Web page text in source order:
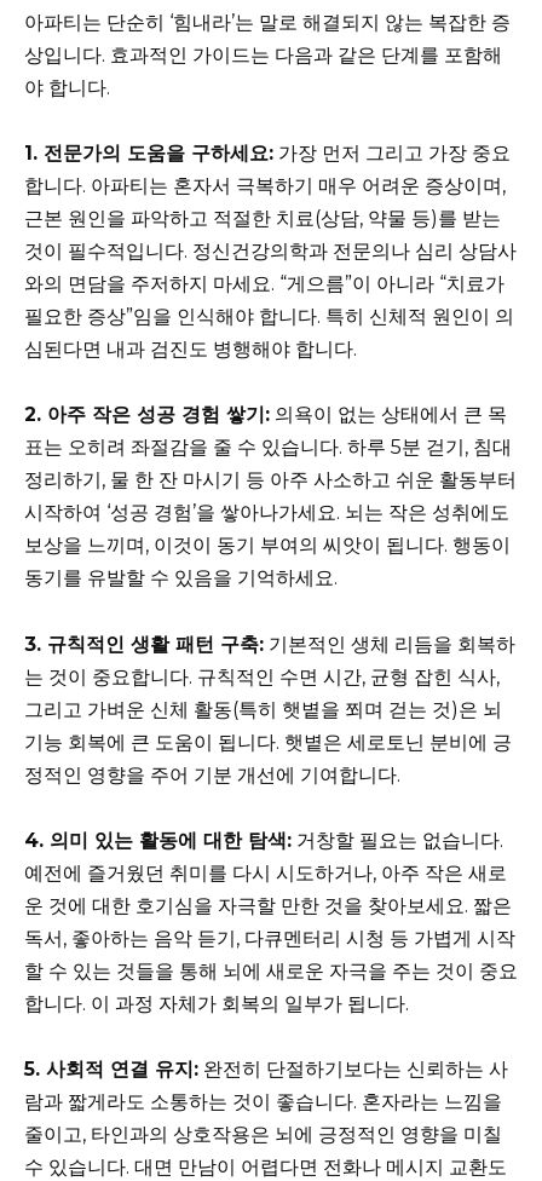
아파티는 단순히 ‘힘내라’는 말로 해결되지 않는 복잡한 증
상입니다. 효과적인 가이드는 다음과 같은 단계를 포함해
야 합니다.
1. 전문가의 도움을 구하세요: 가장 먼저 그리고 가장 중요
합니다. 아파티는 혼자서 극복하기 매우 어려운 증상이며,
근본 원인을 파악하고 적절한 치료(상담, 약물 등)를 받는
것이 필수적입니다. 정신건강의학과 전문의나 심리 상담사
와의 면담을 주저하지 마세요. “게으름”이 아니라 “치료가
필요한 증상”임을 인식해야 합니다. 특히 신체적 원인이 의
심된다면 내과 검진도 병행해야 합니다.
2. 아주 작은 성공 경험 쌓기: 의욕이 없는 상태에서 큰 목
표는 오히려 좌절감을 줄 수 있습니다. 하루 5분 걷기, 침대
정리하기, 물 한 잔 마시기 등 아주 사소하고 쉬운 활동부터
시작하여 ‘성공 경험’을 쌓아나가세요. 뇌는 작은 성취에도
보상을 느끼며, 이것이 동기 부여의 씨앗이 됩니다. 행동이
동기를 유발할 수 있음을 기억하세요.
3. 규칙적인 생활 패턴 구축: 기본적인 생체 리듬을 회복하
는 것이 중요합니다. 규칙적인 수면 시간, 균형 잡힌 식사,
그리고 가벼운 신체 활동(특히 햇볕을 쬐며 걷는 것)은 뇌
기능 회복에 큰 도움이 됩니다. 햇볕은 세로토닌 분비에 긍
정적인 영향을 주어 기분 개선에 기여합니다.
4. 의미 있는 활동에 대한 탐색: 거창할 필요는 없습니다.
예전에 즐거웠던 취미를 다시 시도하거나, 아주 작은 새로
운 것에 대한 호기심을 자극할 만한 것을 찾아보세요. 짧은
독서, 좋아하는 음악 듣기, 다큐멘터리 시청 등 가볍게 시작
할 수 있는 것들을 통해 뇌에 새로운 자극을 주는 것이 중요
합니다. 이 과정 자체가 회복의 일부가 됩니다.
5. 사회적 연결 유지: 완전히 단절하기보다는 신뢰하는 사
람과 짧게라도 소통하는 것이 좋습니다. 혼자라는 느낌을
줄이고, 타인과의 상호작용은 뇌에 긍정적인 영향을 미칠
수 있습니다. 대면 만남이 어렵다면 전화나 메시지 교환도